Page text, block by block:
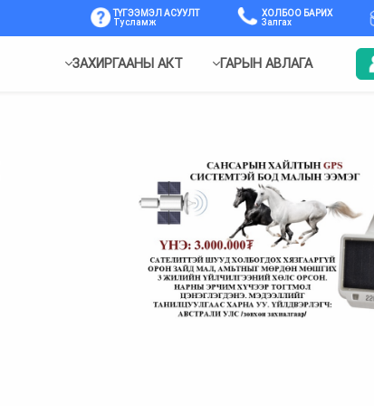
ТҮГЭЭМЭЛ АСУУЛТ
Тусламж
ХОЛБОО БАРИХ
Залгах
ЗАХИРГААНЫ АКТ ГАРЫН АВЛАГА